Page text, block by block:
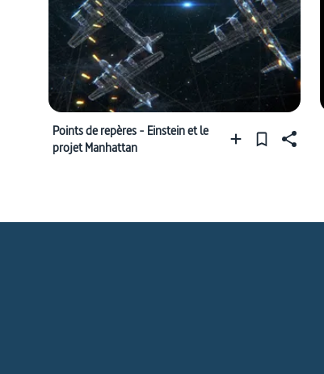
Points de repères - Einstein et le
projet Manhattan